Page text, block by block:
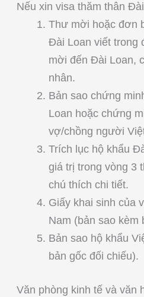
Nếu xin visa thăm thân
Thư mời hoặc đơn
Đài Loan viết trong
mời đến Đài Loan,
nhân.
Bản sao chứng
Loan hoặc chứng
vợ/chồng người
Trích lục hộ khẩu
giá trị trong vòng 3
chú thích chi tiết.
Giấy khai sinh của
Nam (bản sao kèm
Bản sao hộ khẩu
bản gốc đối chiếu).
Văn phòng kinh tế và văn